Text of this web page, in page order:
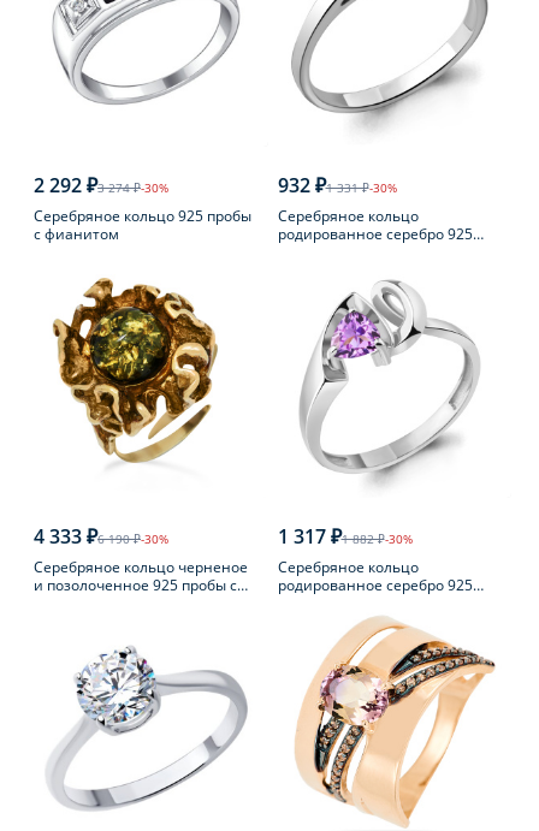
2 292 ₽3 274 ₽-30%
Серебряное кольцо 925 пробы
с фианитом
932 ₽1 331 ₽-30%
Серебряное кольцо
родированное серебро 925
4 333 ₽6 190 ₽-30%
Серебряное кольцо черненое
и позолоченное 925 пробы с
1 317 ₽1 882 ₽-30%
Серебряное кольцо
родированное серебро 925